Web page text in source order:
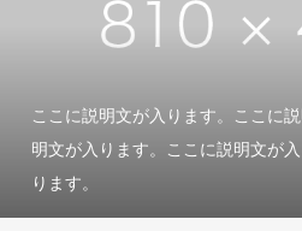
ここに説明文が入ります。ここに
明文が入ります。ここに説明文が
ります。